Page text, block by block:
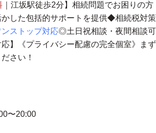
｜江坂駅徒歩2分】相続問題でお困りの方
した包括的サポートを提供◆相続税対策
ストップ対応◎土日祝相談・夜間相談可
応】《プライバシー配慮の完全個室》まず
さい！
〜20:00